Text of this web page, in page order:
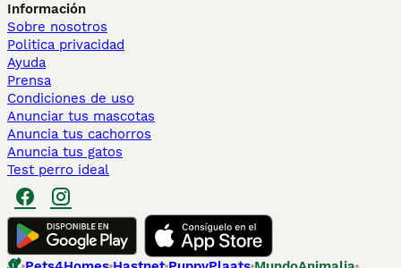
Información
Sobre nosotros
Politica privacidad
Ayuda
Prensa
Condiciones de uso
Anunciar tus mascotas
Anuncia tus cachorros
Anuncia tus gatos
Test perro ideal